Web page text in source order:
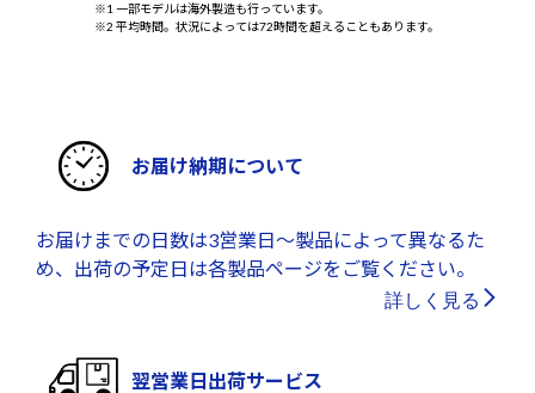
※1 一部モデルは海外製造も行っています。
※2 平均時間。状況によっては72時間を超えることもあります。
お届け納期について
お届けまでの日数は3営業日～製品によって異なるた
め、出荷の予定日は各製品ページをご覧ください。
詳しく見る
翌営業日出荷サービス